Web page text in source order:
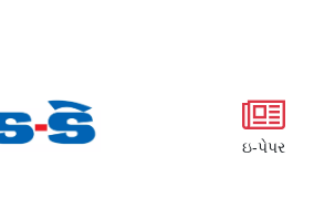
ઇ-પેપર